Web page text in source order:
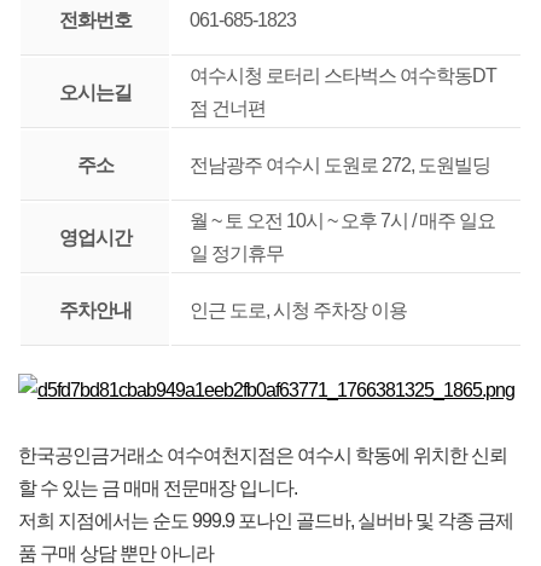
전화번호 061-685-1823
오시는길
여수시청 로터리 스타벅스 여수학동DT
점 건너편
주소 전남광주 여수시 도원로 272, 도원빌딩
영업시간
월 ~ 토 오전 10시 ~ 오후 7시 / 매주 일요
일 정기휴무
주차안내 인근 도로, 시청 주차장 이용
한국공인금거래소 여수여천지점은 여수시 학동에 위치한 신뢰
할 수 있는 금 매매 전문매장 입니다.
저희 지점에서는 순도 999.9 포나인 골드바, 실버바 및 각종 금제
품 구매 상담 뿐만 아니라